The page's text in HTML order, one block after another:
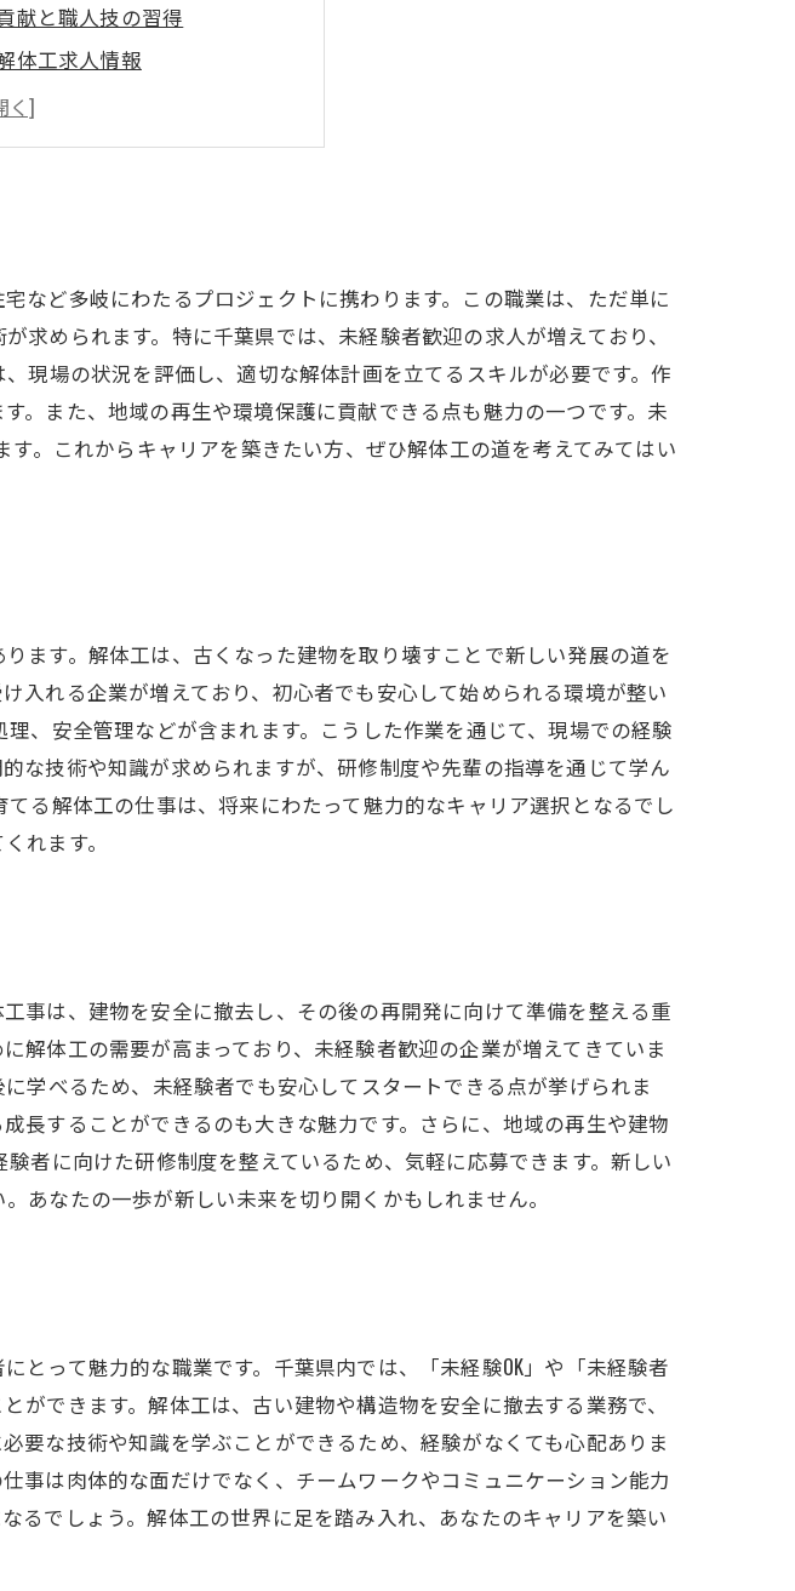
献と職人技の習得
体工求人情報
の世界で自分を輝かせる方法
など多岐にわたるプロジェクトに携わります。この職業は、ただ単に
められます。特に千葉県では、未経験者歓迎の求人が増えており、
現場の状況を評価し、適切な解体計画を立てるスキルが必要です。作
。また、地域の再生や環境保護に貢献できる点も魅力の一つです。未
。これからキャリアを築きたい方、ぜひ解体工の道を考えてみてはい
ます。解体工は、古くなった建物を取り壊すことで新しい発展の道を
入れる企業が増えており、初心者でも安心して始められる環境が整い
、安全管理などが含まれます。こうした作業を通じて、現場での経験
な技術や知識が求められますが、研修制度や先輩の指導を通じて学ん
る解体工の仕事は、将来にわたって魅力的なキャリア選択となるでし
れます。
事は、建物を安全に撤去し、その後の再開発に向けて準備を整える重
解体工の需要が高まっており、未経験者歓迎の企業が増えてきていま
学べるため、未経験者でも安心してスタートできる点が挙げられま
長することができるのも大きな魅力です。さらに、地域の再生や建物
者に向けた研修制度を整えているため、気軽に応募できます。新しい
あなたの一歩が新しい未来を切り開くかもしれません。
って魅力的な職業です。千葉県内では、「未経験OK」や「未経験者
できます。解体工は、古い建物や構造物を安全に撤去する業務で、
要な技術や知識を学ぶことができるため、経験がなくても心配ありま
事は肉体的な面だけでなく、チームワークやコミュニケーション能力
るでしょう。解体工の世界に足を踏み入れ、あなたのキャリアを築い